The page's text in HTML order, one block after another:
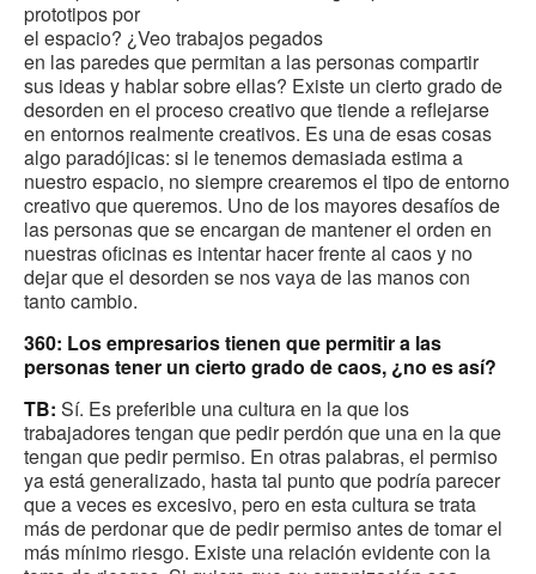
prototipos por
el espacio? ¿Veo trabajos pegados
en las paredes que permitan a las personas compartir
sus ideas y hablar sobre ellas? Existe un cierto grado de
desorden en el proceso creativo que tiende a reflejarse
en entornos realmente creativos. Es una de esas cosas
algo paradójicas: si le tenemos demasiada estima a
nuestro espacio, no siempre crearemos el tipo de entorno
creativo que queremos. Uno de los mayores desafíos de
las personas que se encargan de mantener el orden en
nuestras oficinas es intentar hacer frente al caos y no
dejar que el desorden se nos vaya de las manos con
tanto cambio.
360: Los empresarios tienen que permitir a las
personas tener un cierto grado de caos, ¿no es así?
TB: Sí. Es preferible una cultura en la que los
trabajadores tengan que pedir perdón que una en la que
tengan que pedir permiso. En otras palabras, el permiso
ya está generalizado, hasta tal punto que podría parecer
que a veces es excesivo, pero en esta cultura se trata
más de perdonar que de pedir permiso antes de tomar el
más mínimo riesgo. Existe una relación evidente con la